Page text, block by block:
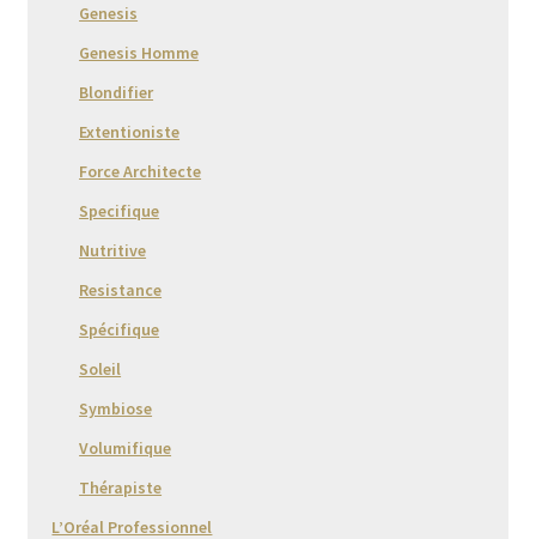
Genesis
Genesis Homme
Blondifier
Extentioniste
Force Architecte
Specifique
Nutritive
Resistance
Spécifique
Soleil
Symbiose
Volumifique
Thérapiste
L’Oréal Professionnel